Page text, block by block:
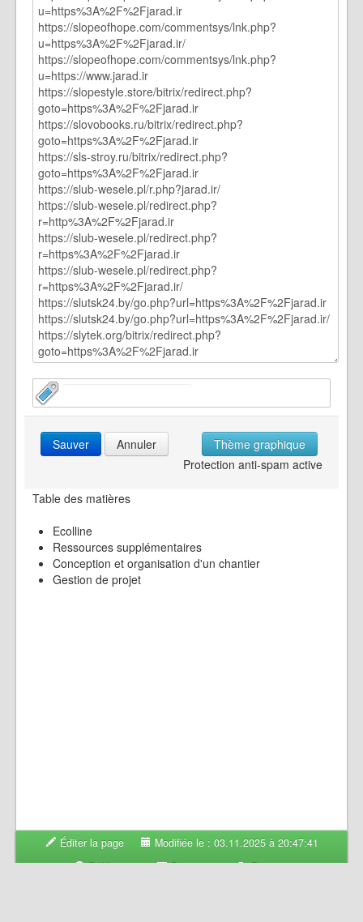
Sauver Annuler
Thème graphique
Protection anti-spam active
Table des matières
Ecolline
Ressources supplémentaires
Conception et organisation d'un chantier
Gestion de projet
Éditer la page
Modifiée le : 03.11.2025 à 20:47:41
Références
Diaporama Partager